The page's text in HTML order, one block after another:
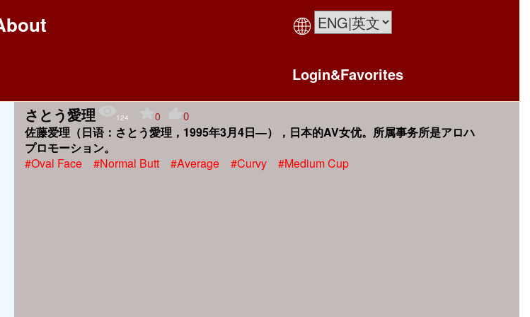
Login&Favorites
さとう愛理
124 0 0
佐藤爱理（日语：さとう愛理，1995年3月4日—），日本的AV女优。所属事务所是アロハ
プロモーション。
#Oval Face
#Normal Butt #Average #Curvy #Medium Cup